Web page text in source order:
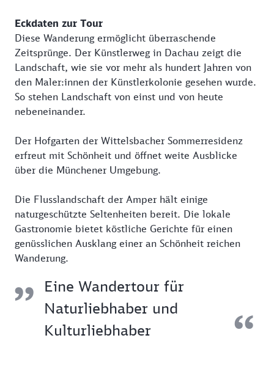
Eckdaten zur Tour
Diese Wanderung ermöglicht überraschende
Zeitsprünge. Der Künstlerweg in Dachau zeigt die
Landschaft, wie sie vor mehr als hundert Jahren von
den Maler:innen der Künstlerkolonie gesehen wurde.
So stehen Landschaft von einst und von heute
nebeneinander.
Der Hofgarten der Wittelsbacher Sommerresidenz
erfreut mit Schönheit und öffnet weite Ausblicke
über die Münchener Umgebung.
Die Flusslandschaft der Amper hält einige
naturgeschützte Seltenheiten bereit. Die lokale
Gastronomie bietet köstliche Gerichte für einen
genüsslichen Ausklang einer an Schönheit reichen
Wanderung.
Eine Wandertour für
Naturliebhaber und
Kulturliebhaber